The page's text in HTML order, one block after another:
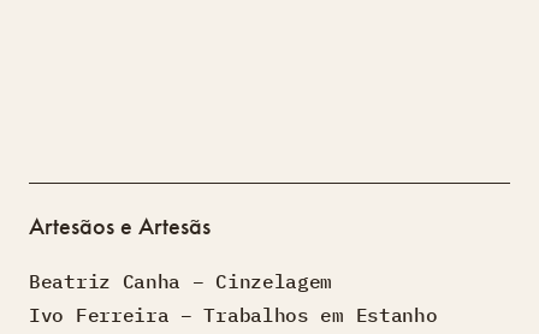
Artesãos e Artesãs
Beatriz Canha – Cinzelagem
Ivo Ferreira – Trabalhos em Estanho